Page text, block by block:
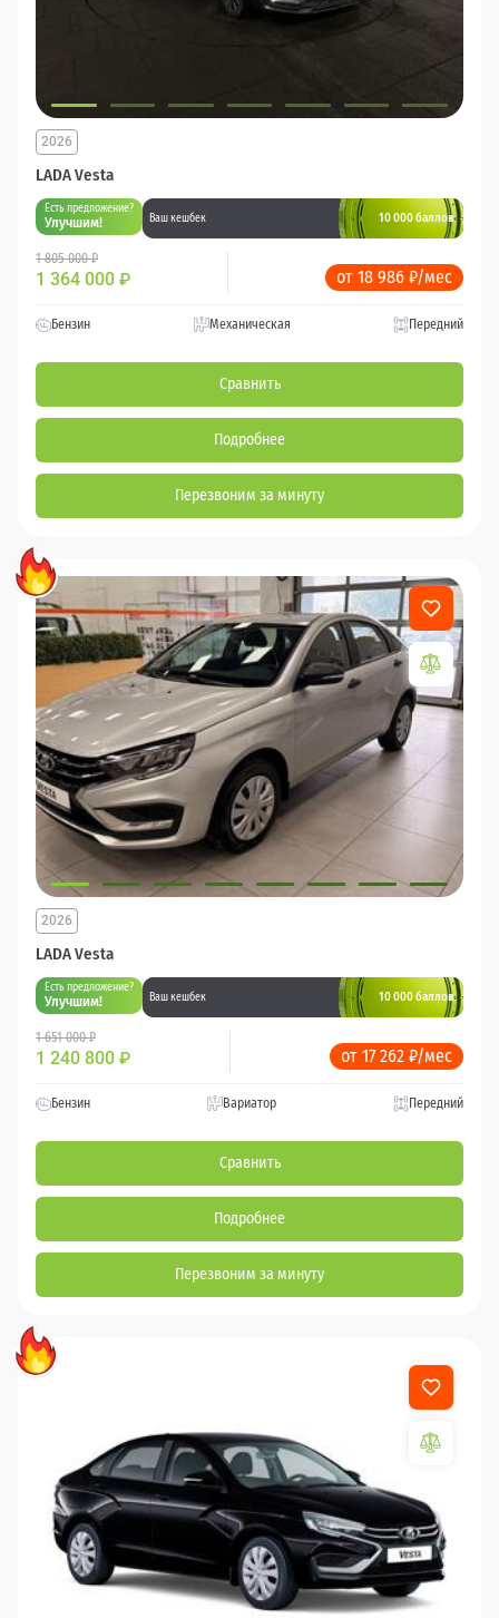
LADA Vesta
2026
Есть предложение?
Улучшим! Ваш кешбек 10 000 баллов
1 805 000 ₽
1 364 000 ₽ от 18 986 ₽/мес
Бензин Механическая Передний
Сравнить
Подробнее
Перезвоним за минуту
LADA Vesta
2026
Есть предложение?
Улучшим! Ваш кешбек 10 000 баллов
1 651 000 ₽
1 240 800 ₽ от 17 262 ₽/мес
Бензин Вариатор Передний
Сравнить
Подробнее
Перезвоним за минуту